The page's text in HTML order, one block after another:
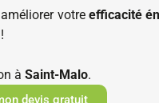
votre efficacité
!
à Saint-Malo.
devis gratuit